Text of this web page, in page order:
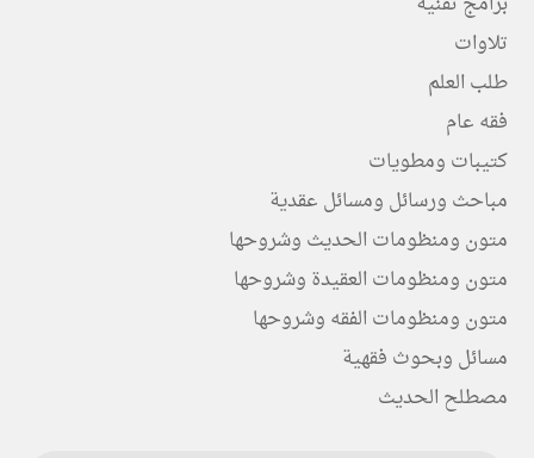
تلاوات
طلب العلم
فقه عام
كتيبات ومطويات
مباحث ورسائل ومسائل عقدية
متون ومنظومات الحديث وشروحها
متون ومنظومات العقيدة وشروحها
متون ومنظومات الفقه وشروحها
مسائل وبحوث فقهية
مصطلح الحديث